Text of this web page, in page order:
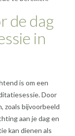
de dag
in
is om een
Door
zoals bijvoorbeeld
aan je dag en
kan dienen als